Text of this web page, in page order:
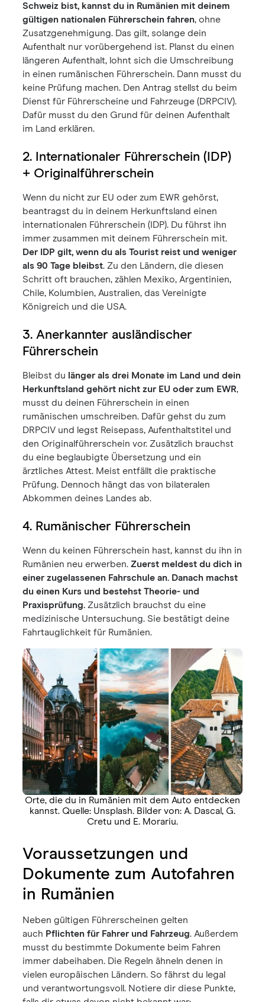
Schweiz bist, kannst du in Rumänien mit deinem
gültigen nationalen Führerschein fahren, ohne
Zusatzgenehmigung. Das gilt, solange dein
Aufenthalt nur vorübergehend ist. Planst du einen
längeren Aufenthalt, lohnt sich die Umschreibung
in einen rumänischen Führerschein. Dann musst du
keine Prüfung machen. Den Antrag stellst du beim
Dienst für Führerscheine und Fahrzeuge (DRPCIV).
Dafür musst du den Grund für deinen Aufenthalt
im Land erklären.
2. Internationaler Führerschein (IDP)
+ Originalführerschein
Wenn du nicht zur EU oder zum EWR gehörst,
beantragst du in deinem Herkunftsland einen
internationalen Führerschein (IDP). Du führst ihn
immer zusammen mit deinem Führerschein mit.
Der IDP gilt, wenn du als Tourist reist und weniger
als 90 Tage bleibst. Zu den Ländern, die diesen
Schritt oft brauchen, zählen Mexiko, Argentinien,
Chile, Kolumbien, Australien, das Vereinigte
Königreich und die USA.
3. Anerkannter ausländischer
Führerschein
Bleibst du länger als drei Monate im Land und dein
Herkunftsland gehört nicht zur EU oder zum EWR,
musst du deinen Führerschein in einen
rumänischen umschreiben. Dafür gehst du zum
DRPCIV und legst Reisepass, Aufenthaltstitel und
den Originalführerschein vor. Zusätzlich brauchst
du eine beglaubigte Übersetzung und ein
ärztliches Attest. Meist entfällt die praktische
Prüfung. Dennoch hängt das von bilateralen
Abkommen deines Landes ab.
4. Rumänischer Führerschein
Wenn du keinen Führerschein hast, kannst du ihn in
Rumänien neu erwerben.Zuerst meldest du dich in
einer zugelassenen Fahrschule an. Danach machst
du einen Kurs und bestehst Theorie- und
Praxisprüfung. Zusätzlich brauchst du eine
medizinische Untersuchung. Sie bestätigt deine
Fahrtauglichkeit für Rumänien.
Orte, die du in Rumänien mit dem Auto entdecken
kannst. Quelle: Unsplash. Bilder von: A. Dascal, G.
Cretu und E. Morariu.
Voraussetzungen und
Dokumente zum Autofahren
in Rumänien
Neben gültigen Führerscheinen gelten
auch Pflichten für Fahrer und Fahrzeug. Außerdem
musst du bestimmte Dokumente beim Fahren
immer dabeihaben. Die Regeln ähneln denen in
vielen europäischen Ländern. So fährst du legal
und verantwortungsvoll. Notiere dir diese Punkte,